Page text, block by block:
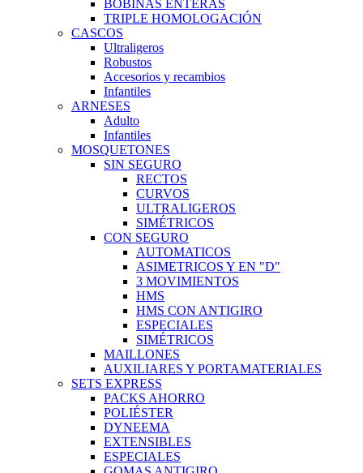
BOBINAS ENTERAS
TRIPLE HOMOLOGACIÓN
CASCOS
Ultraligeros
Robustos
Accesorios y recambios
Infantiles
ARNESES
Adulto
Infantiles
MOSQUETONES
SIN SEGURO
RECTOS
CURVOS
ULTRALIGEROS
SIMÉTRICOS
CON SEGURO
AUTOMATICOS
ASIMETRICOS Y EN "D"
3 MOVIMIENTOS
HMS
HMS CON ANTIGIRO
ESPECIALES
SIMÉTRICOS
MAILLONES
AUXILIARES Y PORTAMATERIALES
SETS EXPRESS
PACKS AHORRO
POLIÉSTER
DYNEEMA
EXTENSIBLES
ESPECIALES